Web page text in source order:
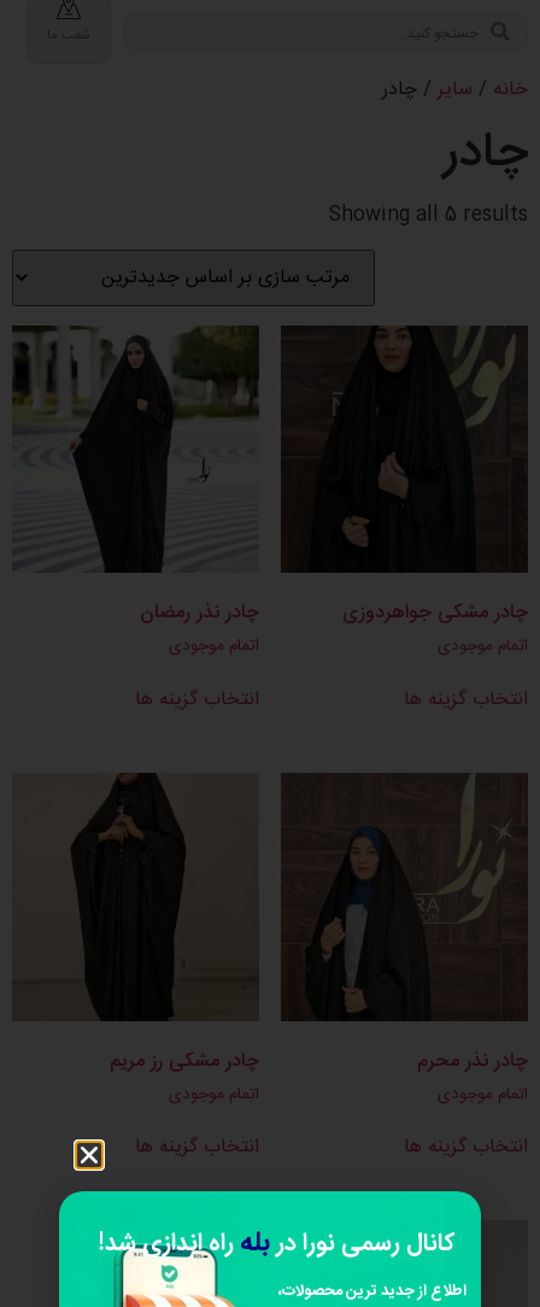
شعب ما
خانه / سایر / چادر
چادر
Showing all 5 results
چادر مشکی جواهردوزی
اتمام موجودی
انتخاب گزینه ها
چادر نذر رمضان
اتمام موجودی
انتخاب گزینه ها
چادر نذر محرم
اتمام موجودی
انتخاب گزینه ها
چادر مشکی رز مریم
اتمام موجودی
انتخاب گزینه ها
کانال رسمی نورا دربلهراه اندازی شد!
اطلاع از جدید ترین محصولات،